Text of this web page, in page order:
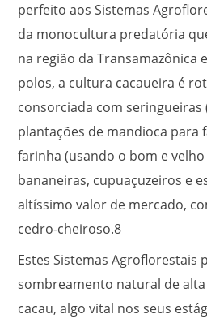
perfeito aos Sistemas
da monocultura predatória
na região da Transamazônica
polos, a cultura cacaueira é
consorciada com seringueiras
plantações de mandioca para
farinha (usando o bom e
bananeiras, cupuaçuzeiros e
altíssimo valor de mercado,
cedro-cheiroso.8
Estes Sistemas Agroflorestais
sombreamento natural de
cacau, algo vital nos seus